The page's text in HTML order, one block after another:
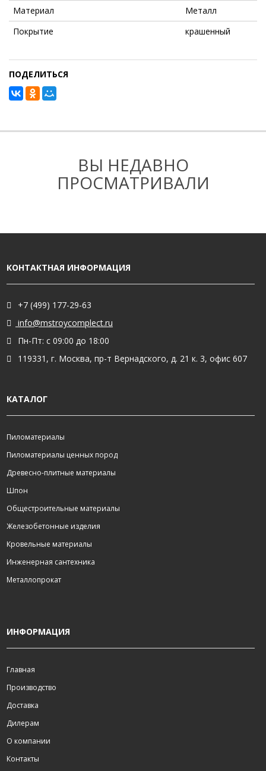
Материал
Металл
Покрытие
крашенный
ПОДЕЛИТЬСЯ
ВЫ НЕДАВНО
ПРОСМАТРИВАЛИ
КОНТАКТНАЯ ИНФОРМАЦИЯ
+7 (499) 177-29-63
info@mstroycomplect.ru
Пн-Пт: с 09:00 до 18:00
119331, г. Москва, пр-т Вернадского, д. 21 к. 3, офис 607
КАТАЛОГ
Пиломатериалы
Пиломатериалы ценных пород
Древесно-плитные материалы
Шпон
Общестроительные материалы
Железобетонные изделия
Кровельные материалы
Инженерная сантехника
Металлопрокат
ИНФОРМАЦИЯ
Главная
Производство
Доставка
Дилерам
О компании
Контакты